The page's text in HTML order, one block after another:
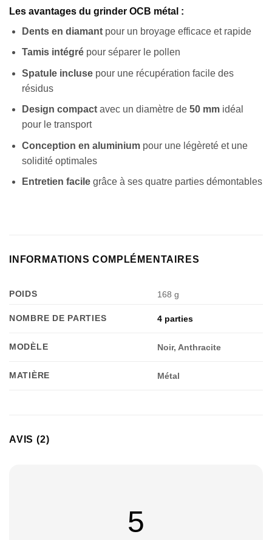
Les avantages du grinder OCB métal :
Dents en diamantpour un broyage efficace et rapide
Tamis intégrépour séparer le pollen
Spatule inclusepour une récupération facile des
résidus
Design compactavec un diamètre de 50 mmidéal
pour le transport
Conception en aluminiumpour une légèreté et une
solidité optimales
Entretien facilegrâce à ses quatre parties démontables
INFORMATIONS COMPLÉMENTAIRES
POIDS 168 g
NOMBRE DE PARTIES 4 parties
MODÈLE Noir, Anthracite
MATIÈRE Métal
AVIS (2)
5